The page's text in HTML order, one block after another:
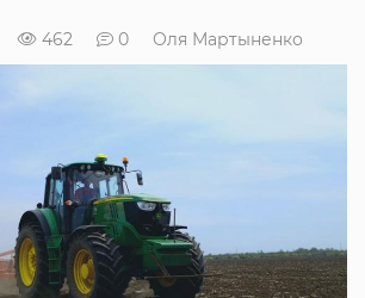
462 0 Оля Мартыненко